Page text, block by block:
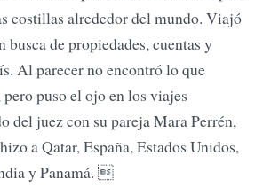
costillas alrededor del mundo. Viajó
busca de propiedades, cuentas y
Al parecer no encontró lo que
puso el ojo en los viajes
del juez con su pareja Mara Perrén,
a Qatar, España, Estados Unidos,
y Panamá. 